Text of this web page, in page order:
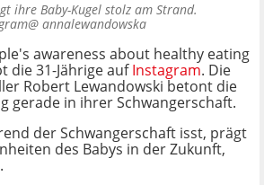
ihre Baby-Kugel stolz am Strand.
annalewandowska
awareness about healthy eating
die 31-Jährige aufInstagram. Die
Robert Lewandowski betont die
gerade in ihrer Schwangerschaft.
der Schwangerschaft isst, prägt
des Babys in der Zukunft,